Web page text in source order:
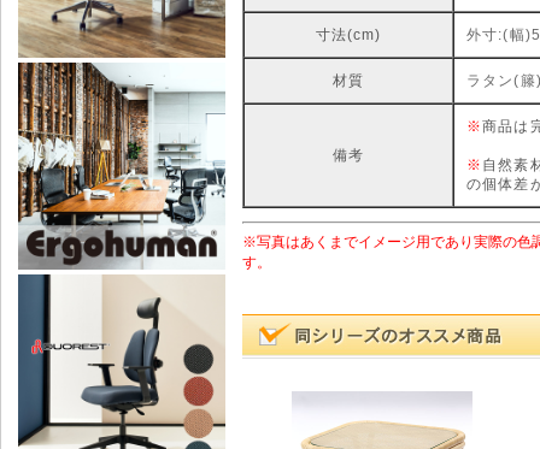
寸法(cm) 外寸:(幅
材質 ラタン(
備考
※商品は
※ 自然素
の個体差
※写真はあくまでイメージ用であり実際の色
す。